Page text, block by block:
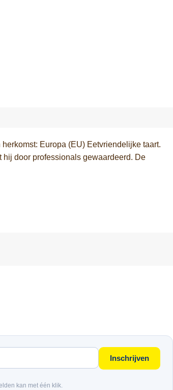
Europa (EU) Eetvriendelijke taart.
hij door professionals gewaardeerd. De
Inschrijven
kan met één klik.